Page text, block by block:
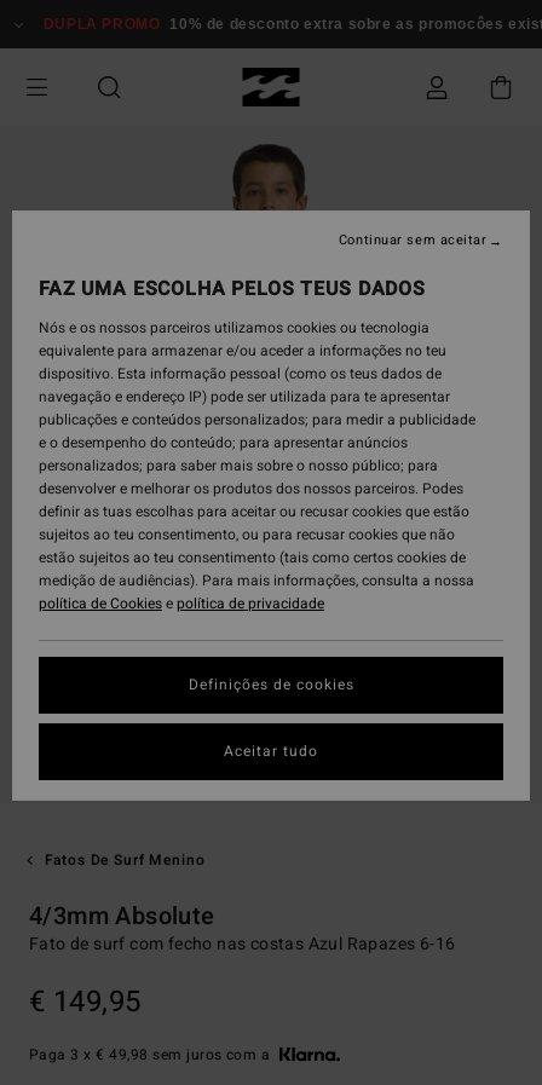
para
informação
DUPLA PROMO 10% de desconto extra sobre as promocôes
Fatos De Surf Menino
4/3mm Absolute
Fato de surf com fecho nas costas Azul Rapazes 6-16
€ 149,95
Paga 3 x € 49,98 sem juros com a
FAZ UMA ESCOLHA PELOS TEUS DADOS
Nós e os nossos parceiros utilizamos cookies ou tecnologia
equivalente para armazenar e/ou aceder a informações no teu
dispositivo. Esta informação pessoal (como os teus dados de
navegação e endereço IP) pode ser utilizada para te apresentar
publicações e conteúdos personalizados; para medir a publicidade
e o desempenho do conteúdo; para apresentar anúncios
personalizados; para saber mais sobre o nosso público; para
desenvolver e melhorar os produtos dos nossos parceiros. Podes
definir as tuas escolhas para aceitar ou recusar cookies que estão
sujeitos ao teu consentimento, ou para recusar cookies que não
estão sujeitos ao teu consentimento (tais como certos cookies de
medição de audiências). Para mais informações, consulta a nossa
política de Cookiesepolítica de privacidade
Definições de cookies
Continuar sem aceitar
Aceitar tudo